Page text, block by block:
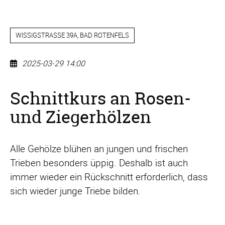
WISSIGSTRASSE 39A, BAD ROTENFELS
2025-03-29 14:00
an
Rosen-
und
Schnittkurs an Rosen-
und Ziegerhölzen
Alle Gehölze blühen an jungen und frischen
Trieben besonders üppig. Deshalb ist auch
immer wieder ein Rückschnitt erforderlich, dass
sich wieder junge Triebe bilden.